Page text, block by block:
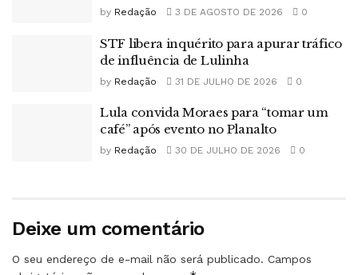
by Redação 3 DE AGOSTO DE 2026 0
STF libera inquérito para apurar tráfico
de influência de Lulinha
by Redação 31 DE JULHO DE 2026 0
Lula convida Moraes para “tomar um
café” após evento no Planalto
by Redação 30 DE JULHO DE 2026 0
Deixe um comentário
O seu endereço de e-mail não será publicado. Campos